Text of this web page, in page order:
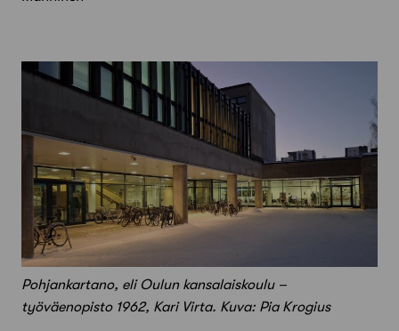
Pohjankartano, eli Oulun kansalaiskoulu –
työväenopisto 1962, Kari Virta. Kuva: Pia Krogius